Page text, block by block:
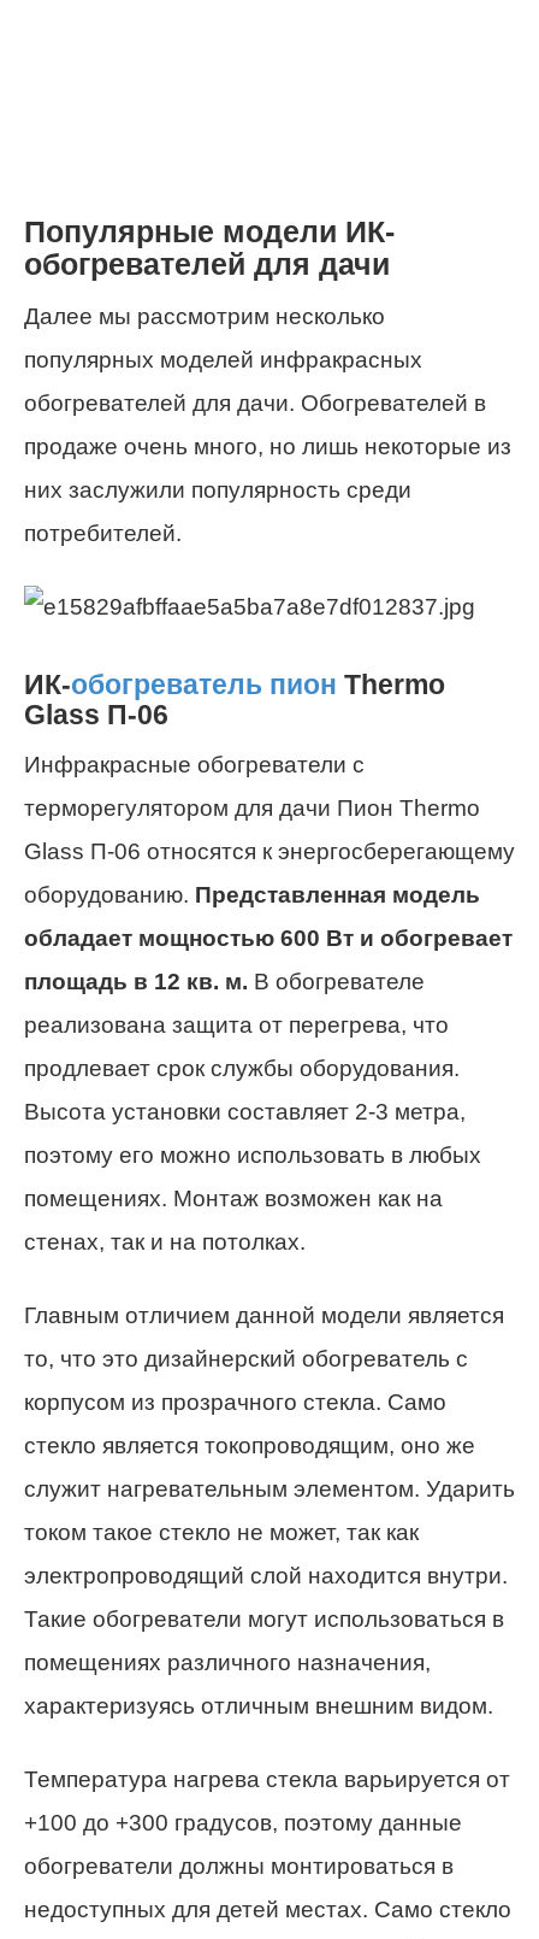
Популярные модели ИК-
обогревателей для дачи
Далее мы рассмотрим несколько
популярных моделей инфракрасных
обогревателей для дачи. Обогревателей в
продаже очень много, но лишь некоторые из
них заслужили популярность среди
потребителей.
ИК-обогреватель пион Thermo
Glass П-06
Инфракрасные обогреватели с
терморегулятором для дачи Пион Thermo
Glass П-06 относятся к энергосберегающему
оборудованию. Представленная модель
обладает мощностью 600 Вт и обогревает
площадь в 12 кв. м. В обогревателе
реализована защита от перегрева, что
продлевает срок службы оборудования.
Высота установки составляет 2-3 метра,
поэтому его можно использовать в любых
помещениях. Монтаж возможен как на
стенах, так и на потолках.
Главным отличием данной модели является
то, что это дизайнерский обогреватель с
корпусом из прозрачного стекла. Само
стекло является токопроводящим, оно же
служит нагревательным элементом. Ударить
током такое стекло не может, так как
электропроводящий слой находится внутри.
Такие обогреватели могут использоваться в
помещениях различного назначения,
характеризуясь отличным внешним видом.
Температура нагрева стекла варьируется от
+100 до +300 градусов, поэтому данные
обогреватели должны монтироваться в
недоступных для детей местах. Само стекло